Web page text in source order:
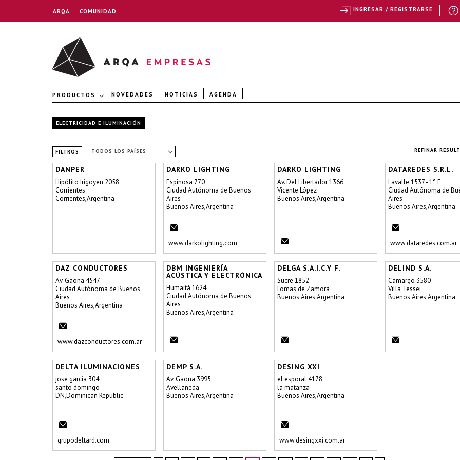
PRODUCTOS NOVEDADES NOTICIAS AGENDA
ELECTRICIDAD E ILUMINACIÓN
FILTROS TODOS LOS PAÍSES REFINAR
DANPER
Hipólito Irigoyen 2058
Corrientes
Corrientes,Argentina
DARKO LIGHTING
Espinosa 770
Ciudad Autónoma de Buenos
Aires
Buenos Aires,Argentina
www.darkolighting.com
DARKO LIGHTING
Av. Del Libertador 1366
Vicente López
Buenos Aires,Argentina
DATAREDES S.R.L.
Lavalle 1537 - 1° F
Ciudad Autónoma de
Aires
Buenos Aires,Argentina
www.dataredes.com.ar
DAZ CONDUCTORES
Av. Gaona 4547
Ciudad Autónoma de Buenos
Aires
Buenos Aires,Argentina
www.dazconductores.com.ar
DBM INGENIERÍA
ACÚSTICA Y ELECTRÓNICA
Humaitá 1624
Ciudad Autónoma de Buenos
Aires
Buenos Aires,Argentina
DELGA S.A.I.C.Y F.
Sucre 1852
Lomas de Zamora
Buenos Aires,Argentina
DELIND S.A.
Camargo 3580
Villa Tessei
Buenos Aires,Argentina
DELTA ILUMINACIONES
jose garcia 304
santo domingo
DN,Dominican Republic
grupodeltard.com
DEMP S.A.
Av. Gaona 3995
Avellaneda
Buenos Aires,Argentina
DESING XXI
el esporal 4178
la matanza
Buenos Aires,Argentina
www.desingxxi.com.ar
ARQA COMUNIDAD INGRESAR / REGISTRARSE